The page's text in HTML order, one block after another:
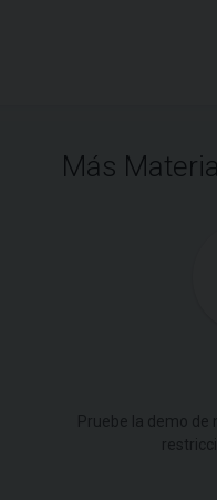
Más
Pruebe la demo de